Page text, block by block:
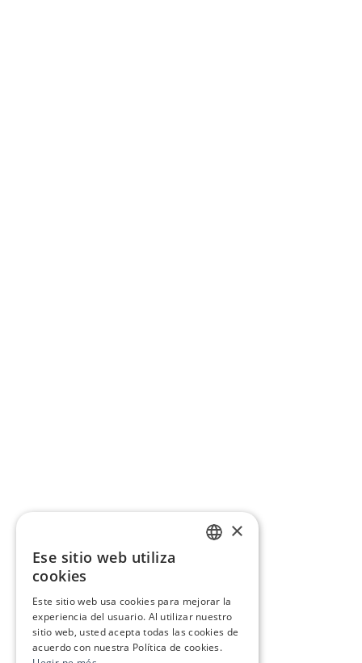
×
Ese sitio web utiliza
cookies
Este sitio web usa cookies para mejorar la
experiencia del usuario. Al utilizar nuestro
sitio web, usted acepta todas las cookies de
acuerdo con nuestra Política de cookies.